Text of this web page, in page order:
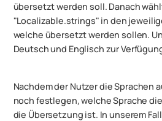
übersetzt werden soll. Danach
"Localizable.strings" in den
welche übersetzt werden sollen.
Deutsch und Englisch zur
Nachdem der Nutzer die Sprachen
noch festlegen, welche Sprache
die Übersetzung ist. In unserem